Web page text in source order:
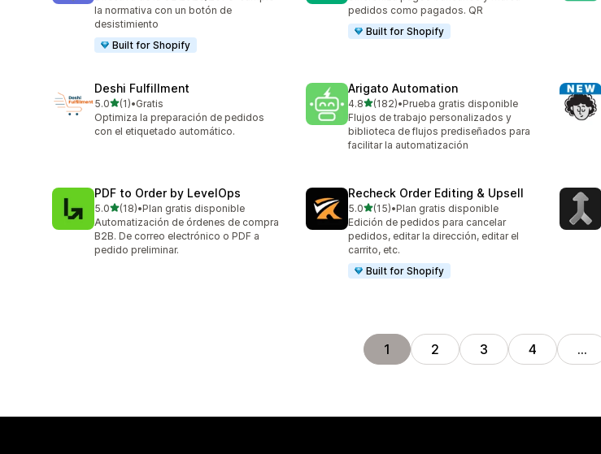
la normativa con un botón de
desistimiento
Built for Shopify
pedidos como pagados. QR
Built for Shopify
Deshi Fulfillment
5.0de 5 estrellas
(1)
1 reseñas en total
•Gratis
Optimiza la preparación de pedidos
con el etiquetado automático.
Arigato Automation
4.8de 5 estrellas
(182)
182 reseñas en total
•Prueba gratis disponible
Flujos de trabajo personalizados y
biblioteca de flujos prediseñados para
facilitar la automatización
PDF to Order by LevelOps
5.0de 5 estrellas
(18)
18 reseñas en total
•Plan gratis disponible
Automatización de órdenes de compra
B2B. De correo electrónico o PDF a
pedido preliminar.
Recheck Order Editing & Upsell
5.0de 5 estrellas
(15)
15 reseñas en total
•Plan gratis disponible
Edición de pedidos para cancelar
pedidos, editar la dirección, editar el
carrito, etc.
Built for Shopify
1 2 3 4 …